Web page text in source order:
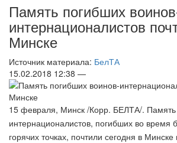
Память погибших
интернационалистов
Минске
Источник материала: БелТА
15.02.2018 12:38 —
15 февраля, Минск /Корр. БЕЛТА/. Память
интернационалистов, погибших во время
горячих точках, почтили сегодня в Минске